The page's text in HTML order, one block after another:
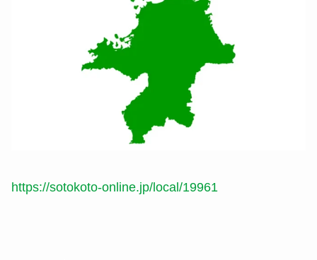
https://sotokoto-online.jp/local/19961